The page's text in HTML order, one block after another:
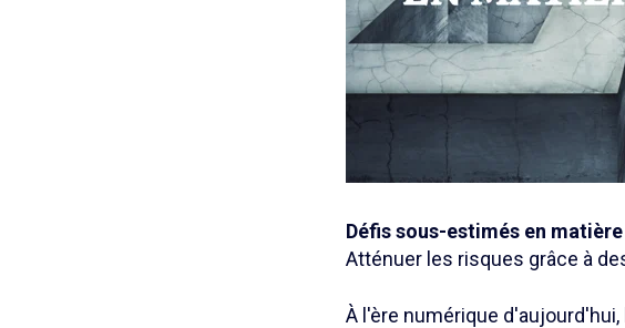
Défis sous-estimés en
Atténuer les risques grâce à
À l'ère numérique